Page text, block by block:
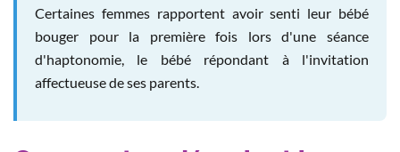
Certaines femmes rapportent avoir senti leur bébé
bouger pour la première fois lors d'une séance
d'haptonomie, le bébé répondant à l'invitation
affectueuse de ses parents.